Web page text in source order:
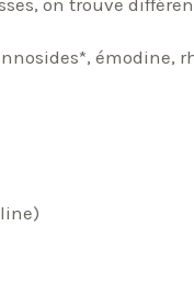
on trouve
émodine,